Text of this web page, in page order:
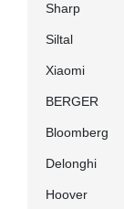
Sharp
Siltal
Xiaomi
BERGER
Bloomberg
Delonghi
Hoover